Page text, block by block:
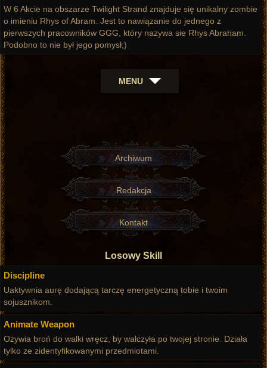
W 6 Akcie na obszarze Twilight Strand znajduje się unikalny zombie
o imieniu Rhys of Abram. Jest to nawiązanie do jednego z
pierwszych pracowników GGG, który nazywa sie Rhys Abraham.
Podobno to nie był jego pomysł;)
MENU
Archiwum
Redakcja
Kontakt
Losowy Skill
Discipline
Uaktywnia aurę dodającą tarczę energetyczną tobie i twoim
sojusznikom.
Animate Weapon
Ożywia broń do walki wręcz, by walczyła po twojej stronie. Działa
tylko ze zidentyfikowanymi przedmiotami.